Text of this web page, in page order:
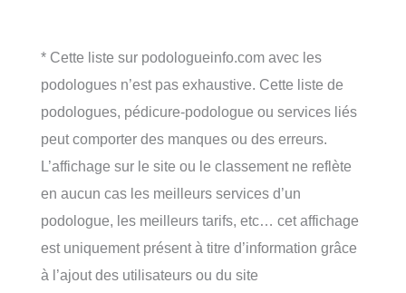
* Cette liste sur podologueinfo.com avec les
podologues n’est pas exhaustive. Cette liste de
podologues, pédicure-podologue ou services liés
peut comporter des manques ou des erreurs.
L’affichage sur le site ou le classement ne reflète
en aucun cas les meilleurs services d’un
podologue, les meilleurs tarifs, etc… cet affichage
est uniquement présent à titre d’information grâce
à l’ajout des utilisateurs ou du site